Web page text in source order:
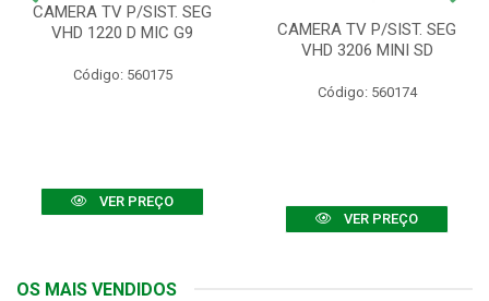
CAMERA TV P/SIST. SEG
VHD 1220 D MIC G9
Código: 560175
VER PREÇO
CAMERA TV P/SIST. SEG
VHD 3206 MINI SD
Código: 560174
VER PREÇO
OS MAIS VENDIDOS